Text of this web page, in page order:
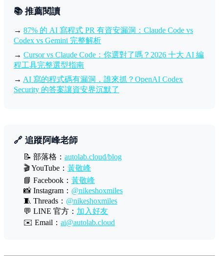
📚 推薦閱讀
→ 87% 的 AI 寫程式 PR 有資安漏洞：Claude Code vs
Codex vs Gemini 完整解析
→ Cursor vs Claude Code：你選對了嗎？2026 十大 AI 編
程工具完整選型指南
→ AI 寫的程式碼有漏洞，誰來抓？OpenAI Codex
Security 的答案讓資安界沉默了
🔗 追蹤阿峰老師
📝 部落格： autolab.cloud/blog
🎬 YouTube： 黃敬峰
📘 Facebook： 黃敬峰
📸 Instagram： @nikeshoxmiles
🧵 Threads： @nikeshoxmiles
💬 LINE 官方： 加入好友
✉️ Email： ai@autolab.cloud